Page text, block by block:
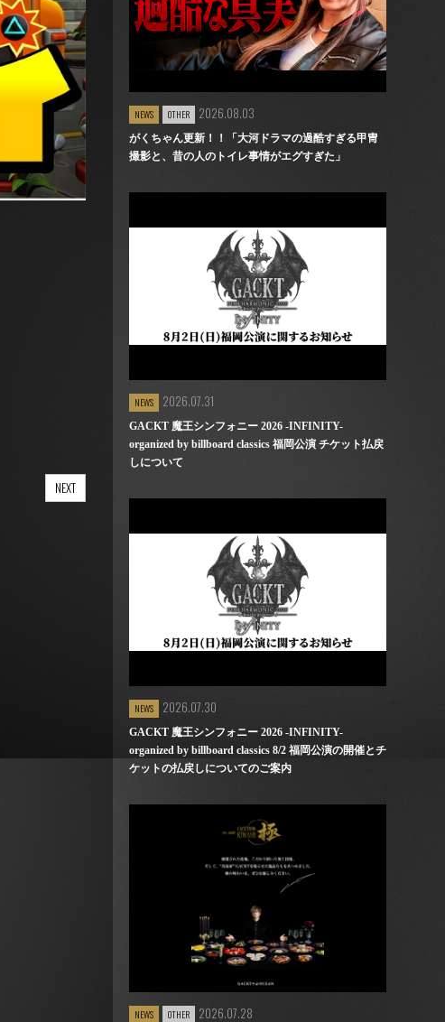
NEXT
NEWS OTHER 2026.08.03
がくちゃん更新！！「大河ドラマの過酷すぎる甲冑
撮影と、昔の人のトイレ事情がエグすぎた」
NEWS 2026.07.31
GACKT 魔王シンフォニー 2026 -INFINITY-
organized by billboard classics 福岡公演 チケット払戻
しについて
NEWS 2026.07.30
GACKT 魔王シンフォニー 2026 -INFINITY-
organized by billboard classics 8/2 福岡公演の開催とチ
ケットの払戻しについてのご案内
NEWS OTHER 2026.07.28